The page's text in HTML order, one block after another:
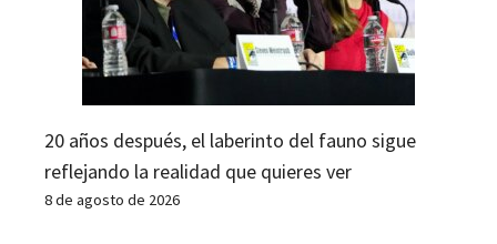
20 años después, el laberinto del fauno sigue
reflejando la realidad que quieres ver
8 de agosto de 2026